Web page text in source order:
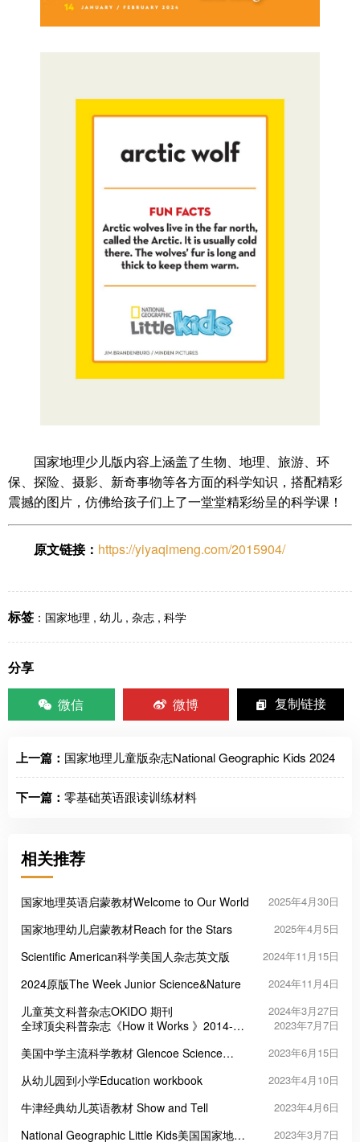
国家地理少儿版内容上涵盖了生物、地理、旅游、环
保、探险、摄影、新奇事物等各方面的科学知识，搭配精彩
震撼的图片，仿佛给孩子们上了一堂堂精彩纷呈的科学课！
原文链接： https://yiyaqimeng.com/2015904/
标签 ： 国家地理 , 幼儿 , 杂志 , 科学
分享
微信
微博 复制链接
上一篇： 国家地理儿童版杂志National Geographic Kids 2024
下一篇： 零基础英语跟读训练材料
相关推荐
国家地理英语启蒙教材Welcome to Our World 2025年4月30日
国家地理幼儿启蒙教材Reach for the Stars 2025年4月5日
Scientific American科学美国人杂志英文版 2024年11月15日
2024原版The Week Junior Science&Nature 2024年11月4日
儿童英文科普杂志OKIDO 期刊 2024年3月27日
全球顶尖科普杂志《How it Works 》2014-
2023年7月7日
美国中学主流科学教材 Glencoe Science
2023年6月15日
从幼儿园到小学Education workbook 2023年4月10日
牛津经典幼儿英语教材 Show and Tell 2023年4月6日
National Geographic Little Kids美国国家地理
2023年3月7日